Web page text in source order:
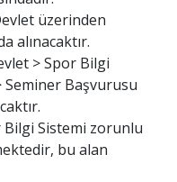
üzerinden
alınacaktır.
> Spor Bilgi
Seminer Başvurusu
Bilgi Sistemi zorunlu
bu alan